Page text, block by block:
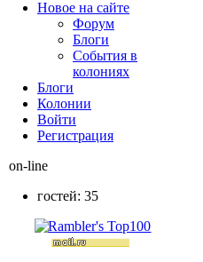
Новое на сайте
Форум
Блоги
События в
колониях
Блоги
Колонии
Войти
Peгиcтpaция
on-line
гостей: 35